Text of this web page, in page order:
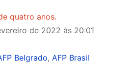
quatro anos.
de 2022 às 20:01
Belgrado, AFP Brasil